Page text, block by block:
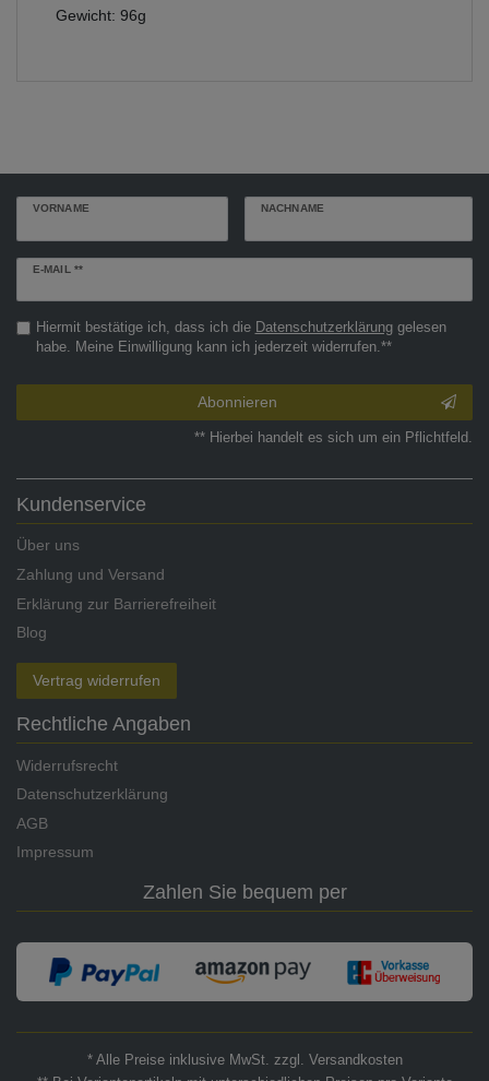
Gewicht: 96g
VORNAME NACHNAME
E-MAIL **
Newsletter
Hiermit bestätige ich, dass ich die Daten­schutz­erklärunggelesen
habe. Meine Einwilligung kann ich jederzeit widerrufen.**
Abonnieren
** Hierbei handelt es sich um ein Pflichtfeld.
Kundenservice
Über uns
Zahlung und Versand
Erklärung zur Barrierefreiheit
Blog
Vertrag widerrufen
Rechtliche Angaben
Widerrufsrecht
Datenschutzerklärung
AGB
Impressum
Zahlen Sie bequem per
* Alle Preise inklusive MwSt. zzgl. Versandkosten